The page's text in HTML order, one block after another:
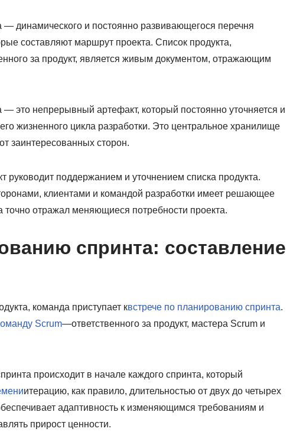
— динамического и постоянно развивающегося перечня
составляют маршрут проекта. Список продукта,
за продукт, является живым документом, отражающим
— это непрерывный артефакт, который постоянно уточняется и
жизненного цикла разработки. Это центральное хранилище
заинтересованных сторон.
руководит поддержанием и уточнением списка продукта.
клиентами и командой разработки имеет решающее
точно отражал меняющиеся потребности проекта.
спринта: составление
команда приступает квстрече по планированию спринта.
Scrum—ответственного за продукт, мастера Scrum и
происходит в начале каждого спринта, который
итерацию, как правило, длительностью от двух до четырех
адаптивность к изменяющимся требованиям и
прирост ценности.